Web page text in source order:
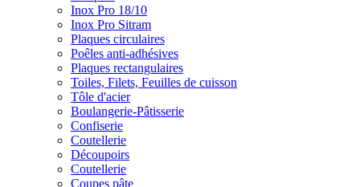
Inox Pro 18/10
Inox Pro Sitram
Plaques circulaires
Poêles anti-adhésives
Plaques rectangulaires
Toiles, Filets, Feuilles de cuisson
Tôle d'acier
Boulangerie-Pâtisserie
Confiserie
Coutellerie
Découpoirs
Coutellerie
Coupes pâte